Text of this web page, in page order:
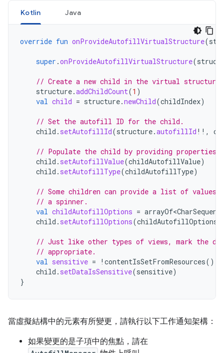
Kotlin Java
override fun onProvideAutofillVirtualStructure(
super .onProvideAutofillVirtualStructure(
// Create a new child in the virtual structure.
structure.addChildCount(1 )
val child = structure.newChild(childIndex)
// Set the autofill ID for the child.
child . setAutofillId(structure.autofillId !! ,
// Populate the child by providing properties
child . setAutofillValue(childAutofillValue)
child . setAutofillType(childAutofillType)
// Some children can provide a list of values,
// a spinner.
val childAutofillOptions =
child . setAutofillOptions(childAutofillOptions
// Just like other types of views, mark the
// appropriate.
val sensitive = ! contentIsSetFromResources()
child . setDataIsSensitive(sensitive)
}
當虛擬結構中的元素有所變更，請執行以下工作通知架構：
如果變更的是子項中的焦點，請在